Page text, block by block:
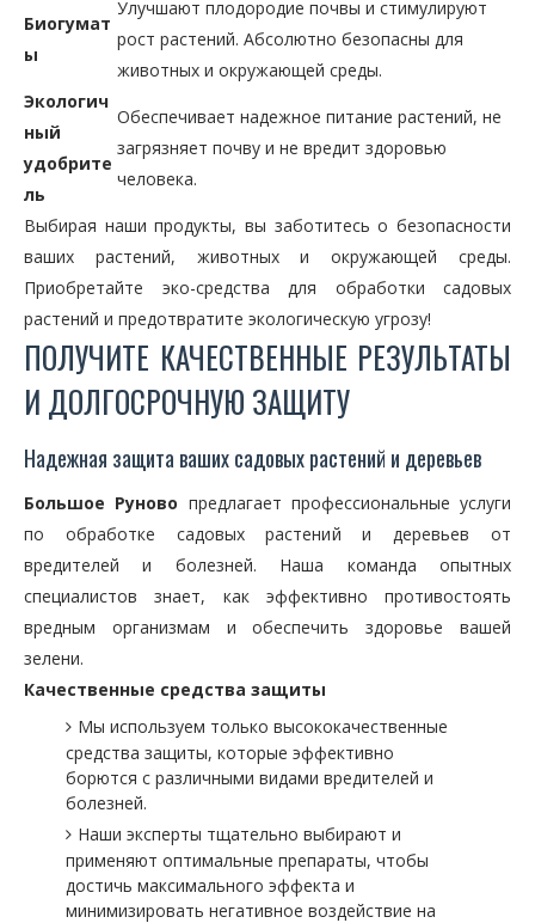
Биогумат
ы
Улучшают плодородие почвы и стимулируют
рост растений. Абсолютно безопасны для
животных и окружающей среды.
Экологич
ный
удобрите
ль
Обеспечивает надежное питание растений, не
загрязняет почву и не вредит здоровью
человека.
Выбирая наши продукты, вы заботитесь о безопасности
ваших растений, животных и окружающей среды.
Приобретайте эко-средства для обработки садовых
растений и предотвратите экологическую угрозу!
ПОЛУЧИТЕ КАЧЕСТВЕННЫЕ РЕЗУЛЬТАТЫ
И ДОЛГОСРОЧНУЮ ЗАЩИТУ
Надежная защита ваших садовых растений и деревьев
Большое Руново предлагает профессиональные услуги
по обработке садовых растений и деревьев от
вредителей и болезней. Наша команда опытных
специалистов знает, как эффективно противостоять
вредным организмам и обеспечить здоровье вашей
зелени.
Качественные средства защиты
Мы используем только высококачественные
средства защиты, которые эффективно
борются с различными видами вредителей и
болезней.
Наши эксперты тщательно выбирают и
применяют оптимальные препараты, чтобы
достичь максимального эффекта и
минимизировать негативное воздействие на